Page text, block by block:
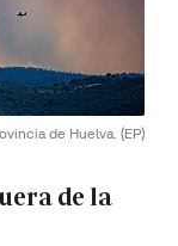
de Huelva. (EP)
de la